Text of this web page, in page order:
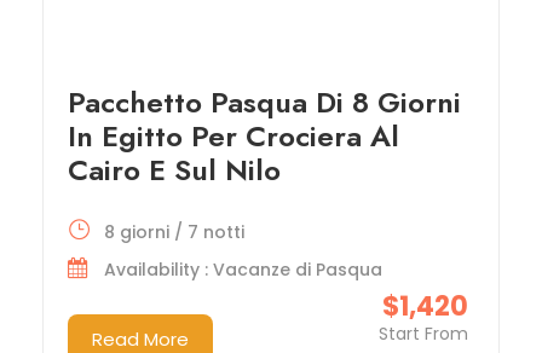
Pacchetto Pasqua Di 8 Giorni
In Egitto Per Crociera Al
Cairo E Sul Nilo
$1,420
Start From
8 giorni / 7 notti
Availability : Vacanze di Pasqua
Read More